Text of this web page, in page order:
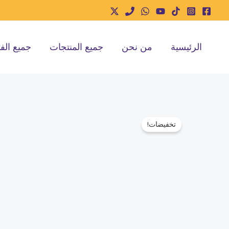
تخطي
إلى
الرئيسية من نحن جميع المنتجات جميع
تخفيضات!